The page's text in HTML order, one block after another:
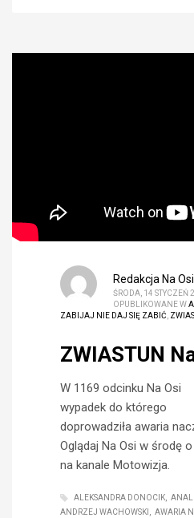
Redakcja Na Osi
ŚRODA, 14 STYCZEŃ
OPUBLIKOWANE W
ZABIJAJ NIE DAJ SIĘ ZABIĆ
ZWIASTUN
W 1169 odcinku Na Osi
wypadek do którego
doprowadziła awaria
Oglądaj Na Osi w środę o
na kanale Motowizja.
ALEKSANDRA DONOCIK
ANDRZEJ WACHOWSKI
AWARIA